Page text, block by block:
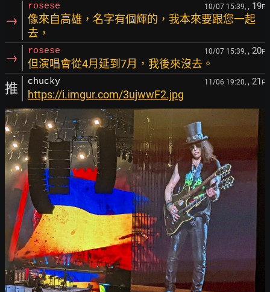
→
rosese 10/07 15:39, , 19F
像來自高雄，名字有個輝的，我本來要跟您一起
去，
→ rosese 10/07 15:39, , 20F
但演唱會從4月延到7月，我後來沒去。
推 chucky 11/06 19:20, , 21 F
https://i.imgur.com/3ujwwF2.jpg